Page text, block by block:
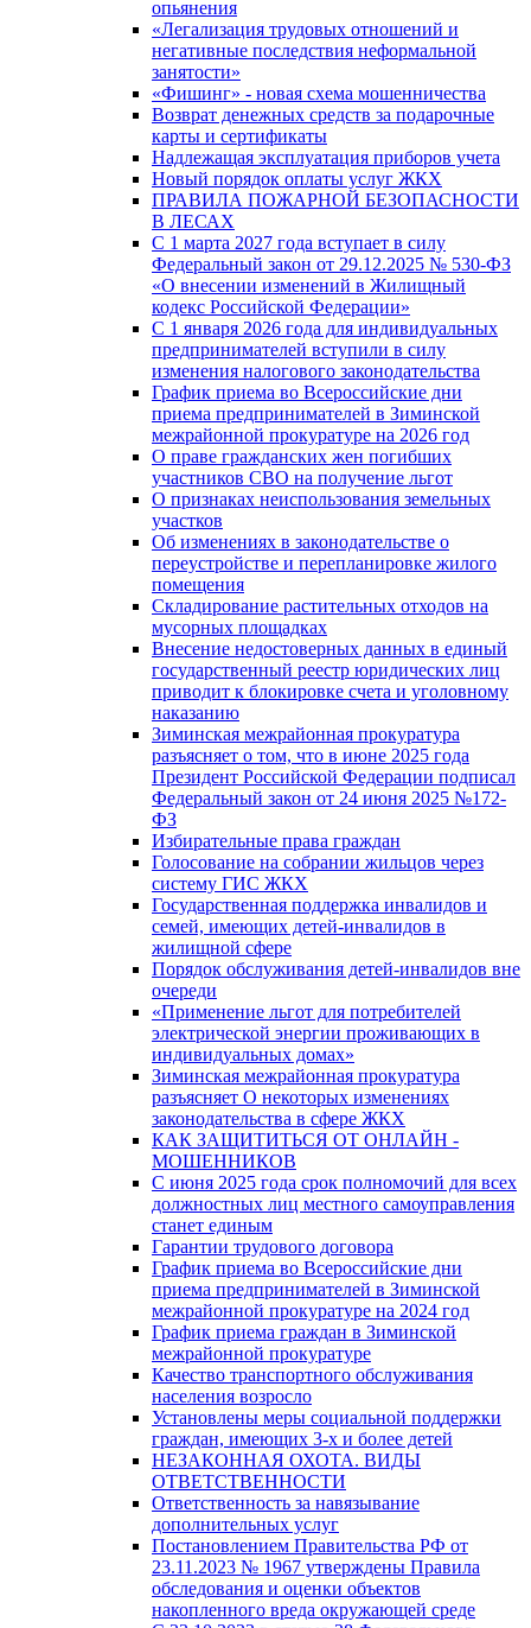
опьянения
«Легализация трудовых отношений и
негативные последствия неформальной
занятости»
«Фишинг» - новая схема мошенничества
Возврат денежных средств за подарочные
карты и сертификаты
Надлежащая эксплуатация приборов учета
Новый порядок оплаты услуг ЖКХ
ПРАВИЛА ПОЖАРНОЙ БЕЗОПАСНОСТИ
В ЛЕСАХ
С 1 марта 2027 года вступает в силу
Федеральный закон от 29.12.2025 № 530-ФЗ
«О внесении изменений в Жилищный
кодекс Российской Федерации»
С 1 января 2026 года для индивидуальных
предпринимателей вступили в силу
изменения налогового законодательства
График приема во Всероссийские дни
приема предпринимателей в Зиминской
межрайонной прокуратуре на 2026 год
О праве гражданских жен погибших
участников СВО на получение льгот
О признаках неиспользования земельных
участков
Об изменениях в законодательстве о
переустройстве и перепланировке жилого
помещения
Складирование растительных отходов на
мусорных площадках
Внесение недостоверных данных в единый
государственный реестр юридических лиц
приводит к блокировке счета и уголовному
наказанию
Зиминская межрайонная прокуратура
разъясняет о том, что в июне 2025 года
Президент Российской Федерации подписал
Федеральный закон от 24 июня 2025 №172-
ФЗ
Избирательные права граждан
Голосование на собрании жильцов через
систему ГИС ЖКХ
Государственная поддержка инвалидов и
семей, имеющих детей-инвалидов в
жилищной сфере
Порядок обслуживания детей-инвалидов вне
очереди
«Применение льгот для потребителей
электрической энергии проживающих в
индивидуальных домах»
Зиминская межрайонная прокуратура
разъясняет О некоторых изменениях
законодательства в сфере ЖКХ
КАК ЗАЩИТИТЬСЯ ОТ ОНЛАЙН -
МОШЕННИКОВ
С июня 2025 года срок полномочий для всех
должностных лиц местного самоуправления
станет единым
Гарантии трудового договора
График приема во Всероссийские дни
приема предпринимателей в Зиминской
межрайонной прокуратуре на 2024 год
График приема граждан в Зиминской
межрайонной прокуратуре
Качество транспортного обслуживания
населения возросло
Установлены меры социальной поддержки
граждан, имеющих 3-х и более детей
НЕЗАКОННАЯ ОХОТА. ВИДЫ
ОТВЕТСТВЕННОСТИ
Ответственность за навязывание
дополнительных услуг
Постановлением Правительства РФ от
23.11.2023 № 1967 утверждены Правила
обследования и оценки объектов
накопленного вреда окружающей среде